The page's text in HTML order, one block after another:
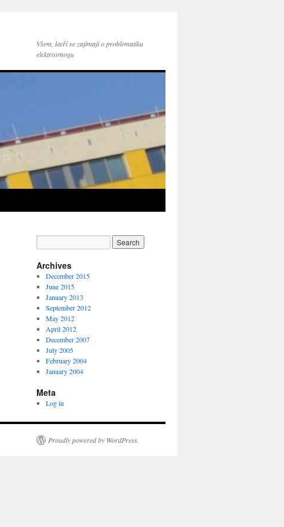
Všem, kteří se zajímají o problematiku
elektrosmogu
Archives
December 2015
June 2015
January 2013
September 2012
May 2012
April 2012
December 2007
July 2005
February 2004
January 2004
Meta
Log in
Proudly powered by WordPress.